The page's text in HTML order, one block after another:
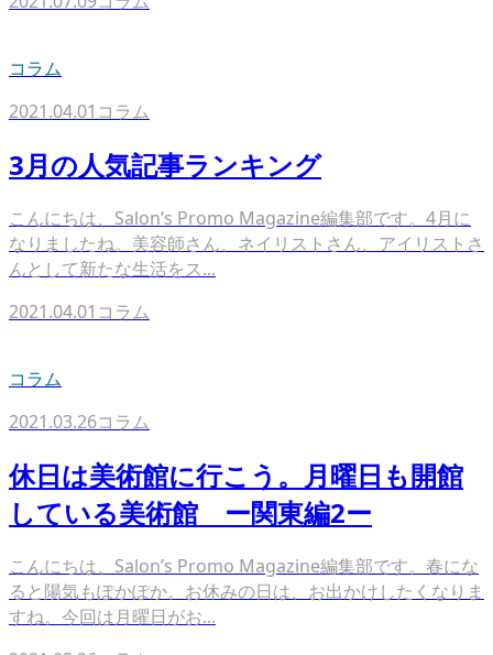
コラム
2021.04.01 コラム
3月の人気記事ランキング
こんにちは、Salon’s Promo Magazine編集部です。4月に
なりましたね。美容師さん、ネイリストさん、アイリストさ
んとして新たな生活をス...
2021.04.01 コラム
コラム
2021.03.26コラム
休日は美術館に行こう。月曜日も開館
している美術館 ー関東編2ー
こんにちは、Salon’s Promo Magazine編集部です。春にな
ると陽気もぽかぽか。お休みの日は、お出かけしたくなりま
すね。今回は月曜日がお...